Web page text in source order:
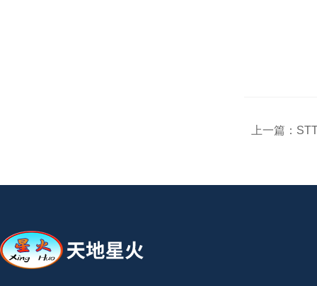
上一篇：